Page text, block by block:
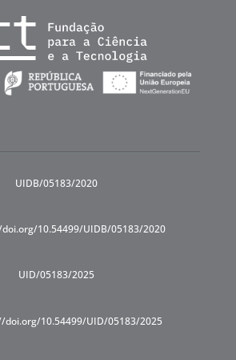
UIDB/05183/2020
10.54499/UIDB/05183/2020
UID/05183/2025
doi.org/10.54499/UID/05183/2025